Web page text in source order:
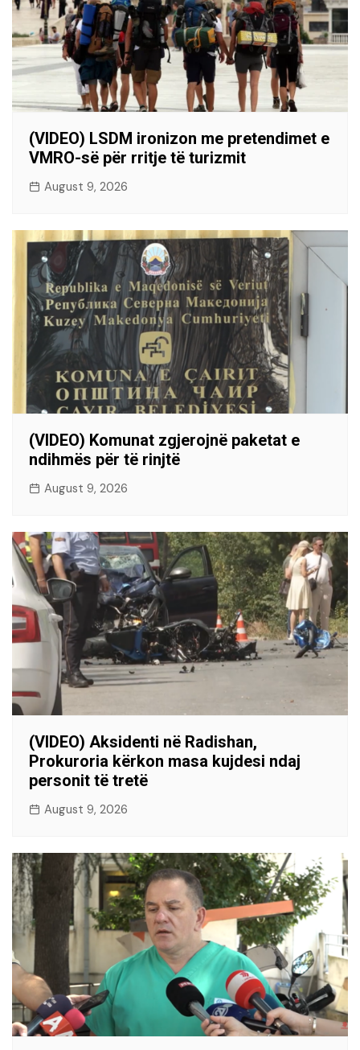
(VIDEO) LSDM ironizon me pretendimet e
VMRO-së për rritje të turizmit
August 9, 2026
(VIDEO) Komunat zgjerojnë paketat e
ndihmës për të rinjtë
August 9, 2026
(VIDEO) Aksidenti në Radishan,
Prokuroria kërkon masa kujdesi ndaj
personit të tretë
August 9, 2026